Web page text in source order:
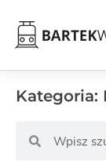
Kategoria: